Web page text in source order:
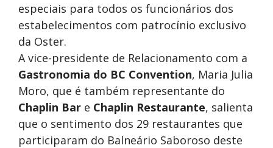
especiais para todos os funcionários dos
estabelecimentos com patrocínio exclusivo
da Oster.
A vice-presidente de Relacionamento com a
Gastronomia do BC Convention, Maria Julia
Moro, que é também representante do
Chaplin Bar e Chaplin Restaurante, salienta
que o sentimento dos 29 restaurantes que
participaram do Balneário Saboroso deste